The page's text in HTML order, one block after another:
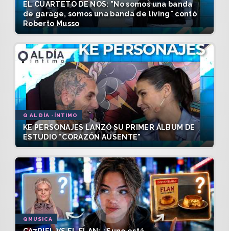
EL CUARTETO DE NOS: "No somos una banda
de garage, somos una banda de living" contó
Roberto Musso
Q AL DÍA -ÍNTIMO
KE PERSONAJES LANZÓ SU PRIMER ÁLBUM DE
ESTUDIO "CORAZÓN AUSENTE"
QMUSICA